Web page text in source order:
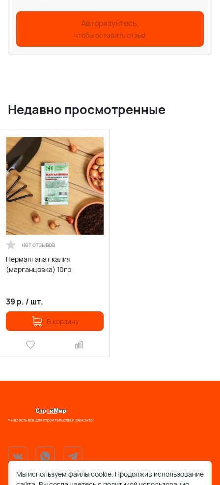
Авторизуйтесь,
чтобы оставить отзыв
Недавно просмотренные
нет отзывов
Перманганат калия
(марганцовка) 10гр
39 р. / шт.
В корзину
У нас есть все для строительства и ремонта!
Мы используем файлы cookie. Продолжив использование